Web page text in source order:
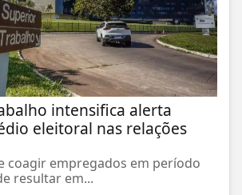
intensifica alerta
eleitoral nas relações
coagir empregados em período
resultar em...